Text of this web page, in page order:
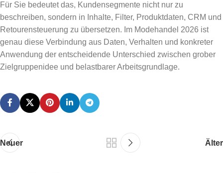
Für Sie bedeutet das, Kundensegmente nicht nur zu
beschreiben, sondern in Inhalte, Filter, Produktdaten, CRM und
Retourensteuerung zu übersetzen. Im Modehandel 2026 ist
genau diese Verbindung aus Daten, Verhalten und konkreter
Anwendung der entscheidende Unterschied zwischen grober
Zielgruppenidee und belastbarer Arbeitsgrundlage.
Neuer Älter